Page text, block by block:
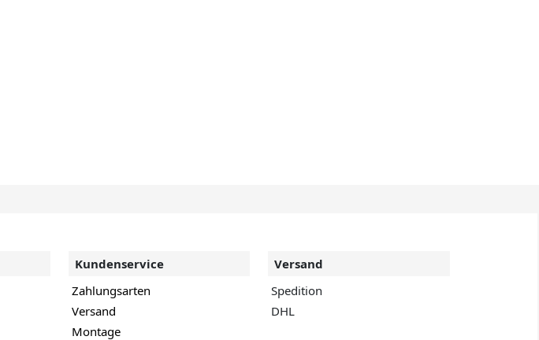
Kundenservice
Zahlungsarten
Versand
Montage
Versand
Spedition
DHL